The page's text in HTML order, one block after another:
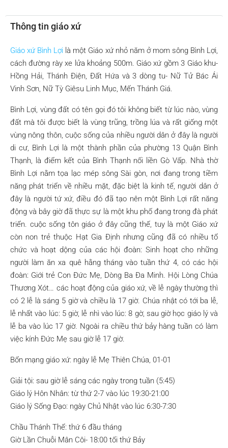
Thông tin giáo xứ
Giáo xứ Bình Lợi là một Giáo xứ nhỏ năm ở mom sông Bình Lợi,
cách đường rày xe lửa khoảng 500m. Giáo xứ gồm 3 Giáo khu-
Hồng Hải, Thánh Điện, Đất Hứa và 3 dòng tu- Nữ Tử Bác Ái
Vinh Sơn, Nữ Tỳ Giêsu Linh Mục, Mến Thánh Giá.
Bình Lợi, vùng đất có tên gọi đó tôi không biết từ lúc nào, vùng
đất mà tôi được biết là vùng trũng, trồng lúa và rất giống một
vùng nông thôn, cuộc sống của nhiều người dân ở đây là người
di cư, Bình Lợi là một thành phần của phường 13 Quận Bình
Thạnh, là điểm kết của Bình Thạnh nối liền Gò Vấp. Nhà thờ
Bình Lợi nằm tọa lạc mép sông Sài gòn, nơi đang trong tiềm
năng phát triển về nhiều mặt, đặc biệt là kinh tế, người dân ở
đây là người tứ xứ, điều đó đã tạo nên một Bình Lợi rất năng
động và bây giờ đã thực sự là một khu phố đang trong đà phát
triển. cuộc sống tôn giáo ở đây cũng thế, tuy là một Giáo xứ
còn non trẻ thuộc Hạt Gia Định nhưng cũng đã có nhiều tổ
chức và hoạt dộng của các hội đoàn: Sinh hoạt cho những
người làm ăn xa quê hằng tháng vào tuần thứ 4, có các hội
đoàn: Giới trẻ Con Đức Mẹ, Dòng Ba Đa Minh. Hội Lòng Chúa
Thương Xót… các hoạt động của giáo xứ, về lễ ngày thường thì
có 2 lễ là sáng 5 giờ và chiều là 17 giờ. Chúa nhật có tới ba lễ,
lễ nhất vào lúc: 5 giờ, lễ nhì vào lúc: 8 gờ, sau giờ học giáo lý và
lễ ba vào lúc 17 giờ. Ngoài ra chiều thứ bảy hàng tuần có làm
việc kính Đức Mẹ sau giờ lễ 17 giờ.
Bổn mạng giáo xứ: ngày lễ Mẹ Thiên Chúa, 01-01
Giải tội: sau giờ lễ sáng các ngày trong tuần (5:45)
Giáo lý Hôn Nhân: từ thứ 2-7 vào lúc 19:30-21:00
Giáo lý Sống Đạo: ngày Chủ Nhật vào lúc 6:30-7:30
Chầu Thánh Thể: thứ 6 đầu tháng
Giờ Lần Chuỗi Mân Côi- 18:00 tối thứ Bảy